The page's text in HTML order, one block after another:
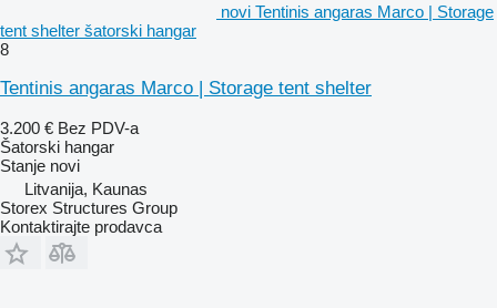
novi Tentinis angaras Marco | Storage
tent shelter šatorski hangar
8
Tentinis angaras Marco | Storage tent shelter
3.200 € Bez PDV-a
Šatorski hangar
Stanje novi
Litvanija, Kaunas
Storex Structures Group
Kontaktirajte prodavca